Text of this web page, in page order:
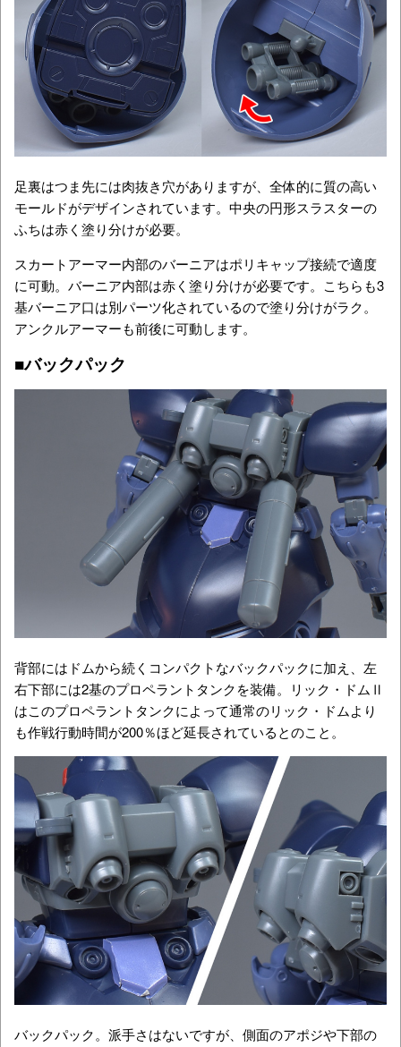
足裏はつま先には肉抜き穴がありますが、全体的に質の高い
モールドがデザインされています。中央の円形スラスターの
ふちは赤く塗り分けが必要。
スカートアーマー内部のバーニアはポリキャップ接続で適度
に可動。バーニア内部は赤く塗り分けが必要です。こちらも3
基バーニア口は別パーツ化されているので塗り分けがラク。
アンクルアーマーも前後に可動します。
■バックパック
背部にはドムから続くコンパクトなバックパックに加え、左
右下部には2基のプロペラントタンクを装備。リック・ドムⅡ
はこのプロペラントタンクによって通常のリック・ドムより
も作戦行動時間が200％ほど延長されているとのこと。
バックパック。派手さはないですが、側面のアポジや下部の